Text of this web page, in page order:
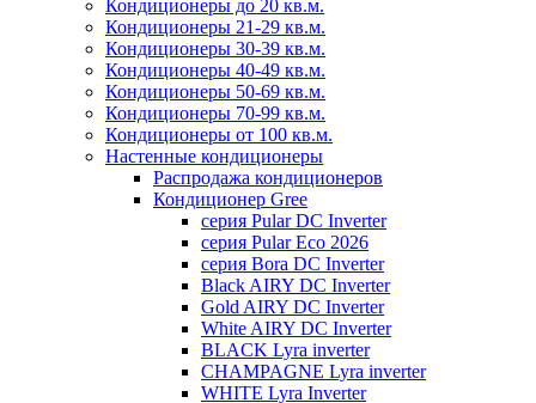
Кондиционеры до 20 кв.м.
Кондиционеры 21-29 кв.м.
Кондиционеры 30-39 кв.м.
Кондиционеры 40-49 кв.м.
Кондиционеры 50-69 кв.м.
Кондиционеры 70-99 кв.м.
Кондиционеры от 100 кв.м.
Настенные кондиционеры
Распродажа кондиционеров
Кондиционер Gree
серия Pular DC Inverter
серия Pular Eco 2026
серия Bora DC Inverter
Black AIRY DC Inverter
Gold AIRY DC Inverter
White AIRY DC Inverter
BLACK Lyra inverter
CHAMPAGNE Lyra inverter
WHITE Lyra Inverter